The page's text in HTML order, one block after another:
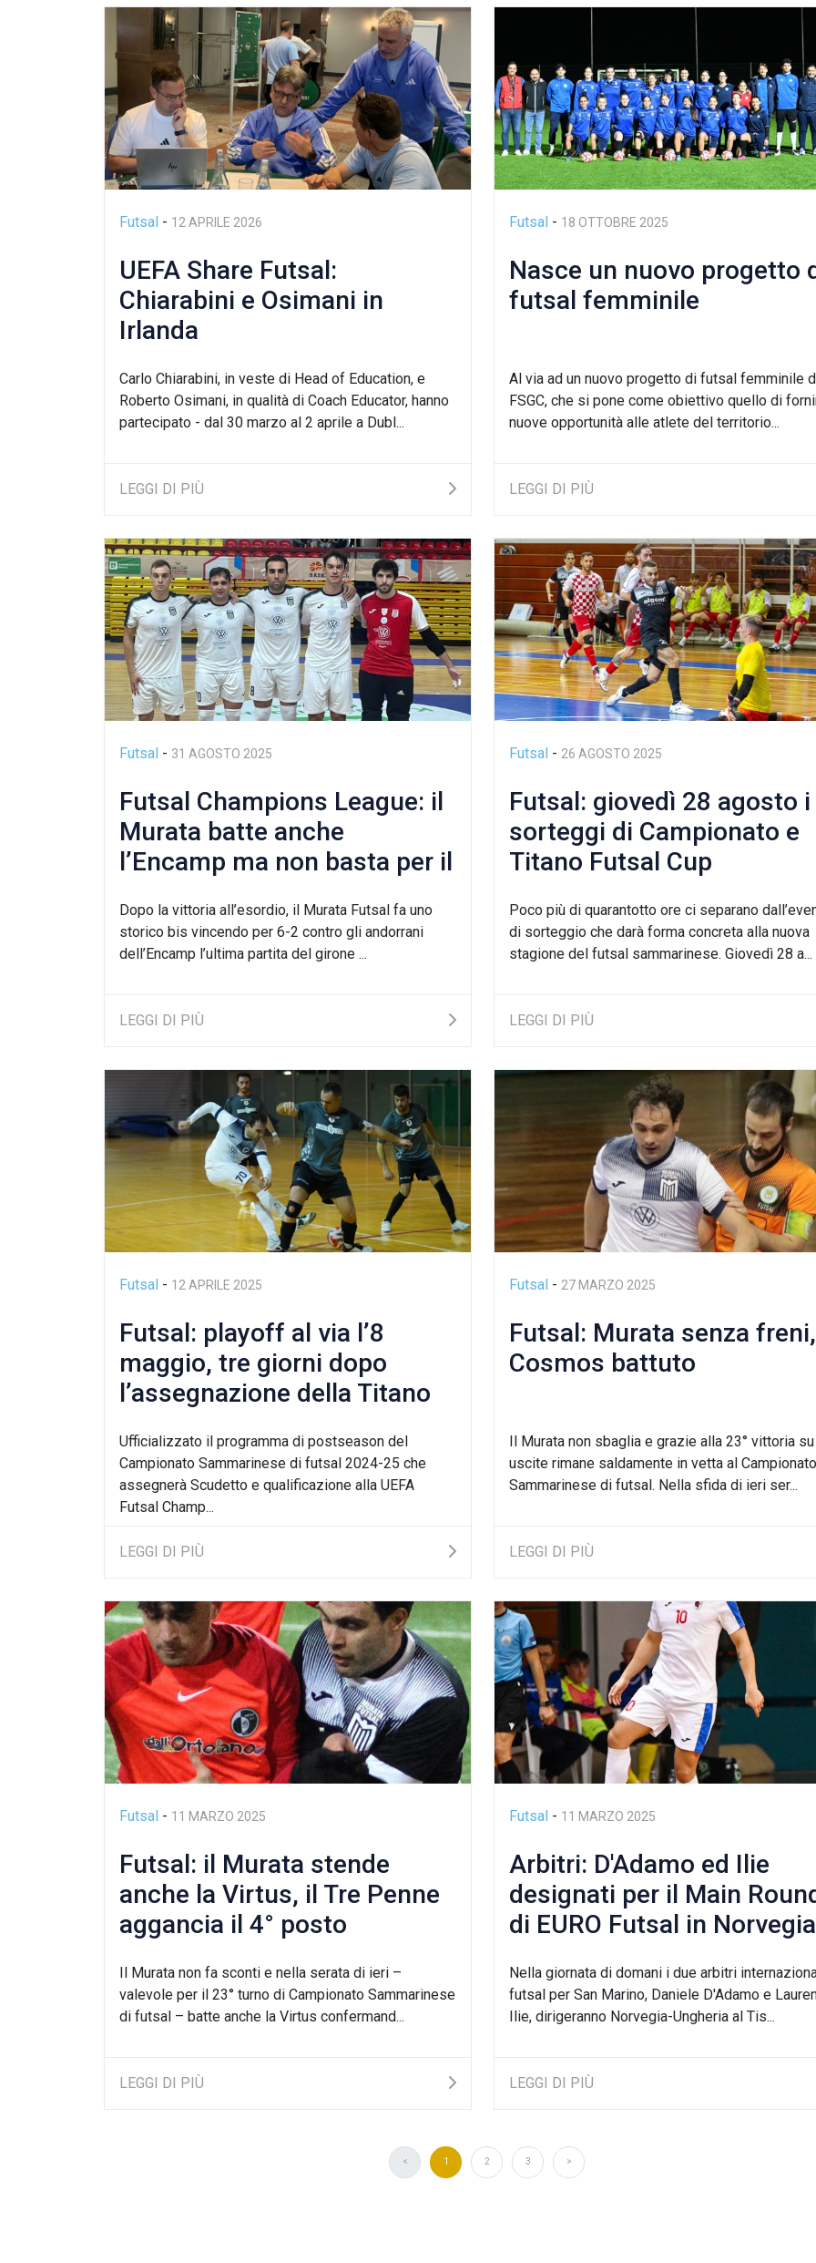
Futsal - 12 APRILE 2026
UEFA Share Futsal:
Chiarabini e Osimani in
Irlanda
Carlo Chiarabini, in veste di Head of Education, e
Roberto Osimani, in qualità di Coach Educator, hanno
partecipato - dal 30 marzo al 2 aprile a Dubl...
LEGGI DI PIÙ
Futsal - 18 OTTOBRE 2025
Nasce un nuovo progetto
futsal femminile
Al via ad un nuovo progetto di futsal femminile
FSGC, che si pone come obiettivo quello di
nuove opportunità alle atlete del territorio...
LEGGI DI PIÙ
Futsal - 31 AGOSTO 2025
Futsal Champions League: il
Murata batte anche
l’Encamp ma non basta per il
Dopo la vittoria all’esordio, il Murata Futsal fa uno
storico bis vincendo per 6-2 contro gli andorrani
dell’Encamp l’ultima partita del girone ...
LEGGI DI PIÙ
Futsal - 26 AGOSTO 2025
Futsal: giovedì 28 agosto i
sorteggi di Campionato e
Titano Futsal Cup
Poco più di quarantotto ore ci separano
di sorteggio che darà forma concreta alla nuova
stagione del futsal sammarinese. Giovedì 28 a...
LEGGI DI PIÙ
Futsal - 12 APRILE 2025
Futsal: playoff al via l’8
maggio, tre giorni dopo
l’assegnazione della Titano
Ufficializzato il programma di postseason del
Campionato Sammarinese di futsal 2024-25 che
assegnerà Scudetto e qualificazione alla UEFA
Futsal Champ...
LEGGI DI PIÙ
Futsal - 27 MARZO 2025
Futsal: Murata senza freni,
Cosmos battuto
Il Murata non sbaglia e grazie alla 23° vittoria
uscite rimane saldamente in vetta al Campionato
Sammarinese di futsal. Nella sfida di ieri ser...
LEGGI DI PIÙ
Futsal - 11 MARZO 2025
Futsal: il Murata stende
anche la Virtus, il Tre Penne
aggancia il 4° posto
Il Murata non fa sconti e nella serata di ieri –
valevole per il 23° turno di Campionato Sammarinese
di futsal – batte anche la Virtus confermand...
LEGGI DI PIÙ
Futsal - 11 MARZO 2025
Arbitri: D'Adamo ed Ilie
designati per il Main
di EURO Futsal in Norvegia
Nella giornata di domani i due arbitri
futsal per San Marino, Daniele D'Adamo e
Ilie, dirigeranno Norvegia-Ungheria al Tis...
LEGGI DI PIÙ
< 1 2 3 >